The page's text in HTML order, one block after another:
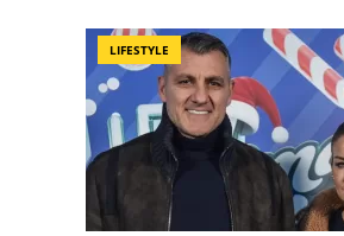
LIFESTYLE